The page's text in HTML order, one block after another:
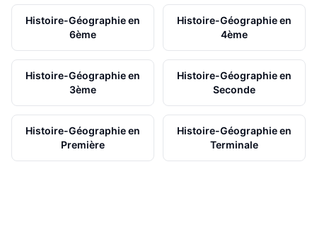
Histoire-Géographieen
6ème
Histoire-Géographieen
4ème
Histoire-Géographieen
3ème
Histoire-Géographieen
Seconde
Histoire-Géographieen
Première
Histoire-Géographieen
Terminale